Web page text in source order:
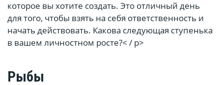
которое вы хотите создать. Это отличный день
для того, чтобы взять на себя ответственность и
начать действовать. Какова следующая ступенька
в вашем личностном росте?< / p>
Рыбы